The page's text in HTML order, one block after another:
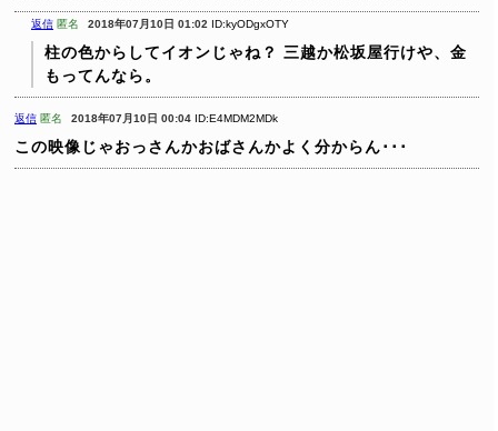
返信 匿名 2018年07月10日 01:02 ID:kyODgxOTY
柱の色からしてイオンじゃね？
三越か松坂屋行けや、金
もってんなら。
返信 匿名 2018年07月10日 00:04 ID:E4MDM2MDk
この映像じゃおっさんかおばさんかよく分からん･･･